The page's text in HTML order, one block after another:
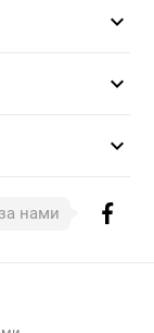
expand_more
expand_more
expand_more
нами